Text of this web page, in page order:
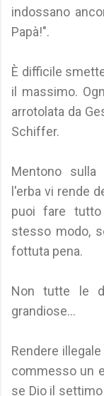
indossano
Papà!".
È difficile
il massimo.
arrotolata da
Schiffer.
Mentono sulla
l'erba vi rende
puoi fare
stesso modo,
fottuta pena.
Non tutte le
grandiose...
Rendere
commesso un
se Dio il